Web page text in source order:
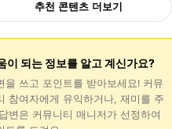
추천 콘텐츠 더보기
이 되는 정보를 알고 계신가요?
을 쓰고 포인트를 받아보세요! 커뮤
참여자에게 유익하거나, 재미를 주
답변 은 커뮤니티 매니저가 선정하여